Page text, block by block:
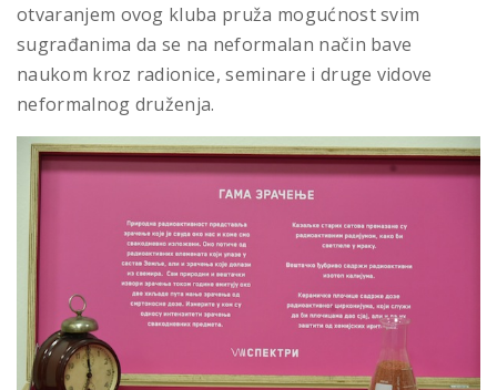
otvaranjem ovog kluba pruža mogućnost svim
sugrađanima da se na neformalan način bave
naukom kroz radionice, seminare i druge vidove
neformalnog druženja.